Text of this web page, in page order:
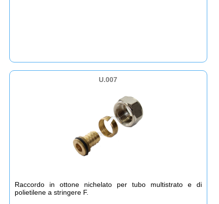
U.007
Raccordo in ottone nichelato per tubo multistrato e di
polietilene a stringere F.